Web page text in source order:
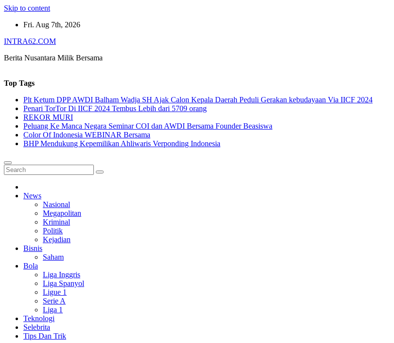
Skip to content
Fri. Aug 7th, 2026
INTRA62.COM
Berita Nusantara Milik Bersama
Top Tags
Plt Ketum DPP AWDI Balham Wadja SH Ajak Calon Kepala Daerah Peduli Gerakan kebudayaan Via IICF 2024
Penari TorTor Di IICF 2024 Tembus Lebih dari 5709 orang
REKOR MURI
Peluang Ke Manca Negara Seminar COI dan AWDI Bersama Founder Beasiswa
Color Of Indonesia WEBINAR Bersama
BHP Mendukung Kepemilikan Ahliwaris Verponding Indonesia
News
Nasional
Megapolitan
Kriminal
Politik
Kejadian
Bisnis
Saham
Bola
Liga Inggris
Liga Spanyol
Ligue 1
Serie A
Liga 1
Teknologi
Selebrita
Tips Dan Trik